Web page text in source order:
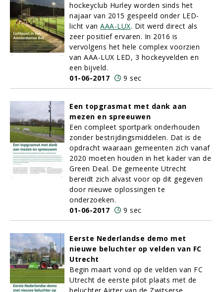
hockeyclub Hurley worden sinds het
najaar van 2015 gespeeld onder LED-
licht van AAA-LUX. Dit werd direct als
zeer positief ervaren. In 2016 is
vervolgens het hele complex voorzien
van AAA-LUX LED, 3 hockeyvelden en
een bijveld.
01-06-2017
9 sec
Een topgrasmat met dank aan
mezen en spreeuwen
Een compleet sportpark onderhouden
zonder bestrijdingsmiddelen. Dat is de
opdracht waaraan gemeenten zich vanaf
2020 moeten houden in het kader van de
Green Deal. De gemeente Utrecht
bereidt zich alvast voor op dit gegeven
door nieuwe oplossingen te
onderzoeken.
01-06-2017
9 sec
Eerste Nederlandse demo met
nieuwe beluchter op velden van FC
Utrecht
Begin maart vond op de velden van FC
Utrecht de eerste pilot plaats met de